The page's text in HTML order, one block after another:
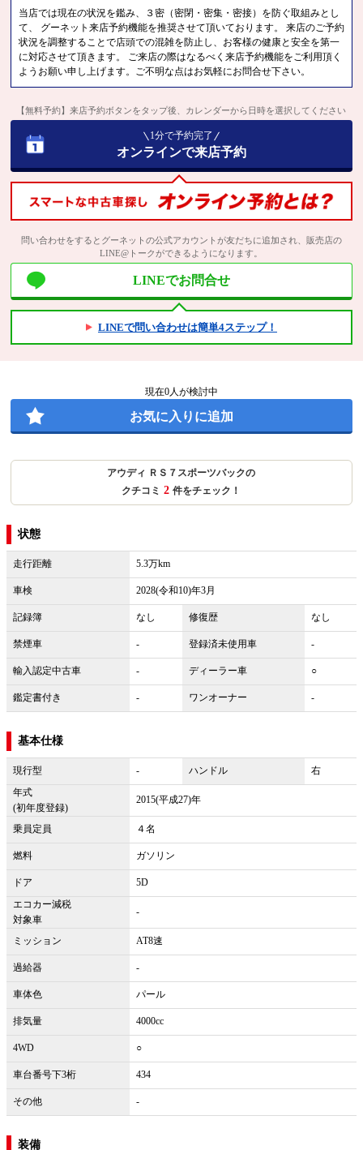
当店では現在の状況を鑑み、３密（密閉・密集・密接）を防ぐ取組みとし
て、 グーネット来店予約機能を推奨させて頂いております。 来店のご予約
状況を調整することで店頭での混雑を防止し、お客様の健康と安全を第一
に対応させて頂きます。 ご来店の際はなるべく来店予約機能をご利用頂く
ようお願い申し上げます。ご不明な点はお気軽にお問合せ下さい。
【無料予約】来店予約ボタンをタップ後、カレンダーから日時を選択してください
1分で予約完了
オンラインで来店予約
問い合わせをするとグーネットの公式アカウントが友だちに追加され、販売店の
LINE@トークができるようになります。
LINEでお問合せ
LINEで問い合わせは簡単4ステップ！
現在0人が検討中
お気に入りに追加
アウディ ＲＳ７スポーツバックの
クチコミ 2 件をチェック！
状態
走行距離 5.3万km
車検 2028(令和10)年3月
記録簿 なし 修復歴 なし
禁煙車 - 登録済未使用車 -
輸入認定中古車 - ディーラー車 ○
鑑定書付き - ワンオーナー -
基本仕様
現行型 - ハンドル
右
年式
(初年度登録)
2015(平成27)年
乗員定員 ４名
燃料 ガソリン
ドア
5D
エコカー減税
対象車
-
ミッション AT8速
過給器 -
車体色 パール
排気量 4000cc
4WD ○
車台番号下3桁 434
その他 -
装備